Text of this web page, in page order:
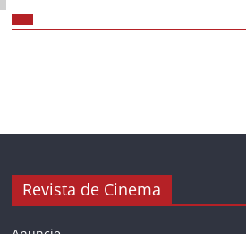
Revista de Cinema